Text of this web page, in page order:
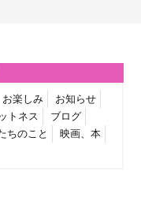
お楽しみ
お知らせ
トネス
ブログ
ちのこと
映画、本